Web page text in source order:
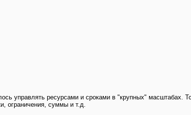
управлять ресурсами и сроками в "крупных" масштабах.
ограничения, суммы и т.д.